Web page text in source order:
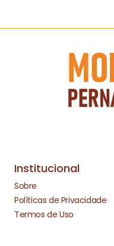
Institucional
Sobre
Políticas de Privacidade
Termos de Uso